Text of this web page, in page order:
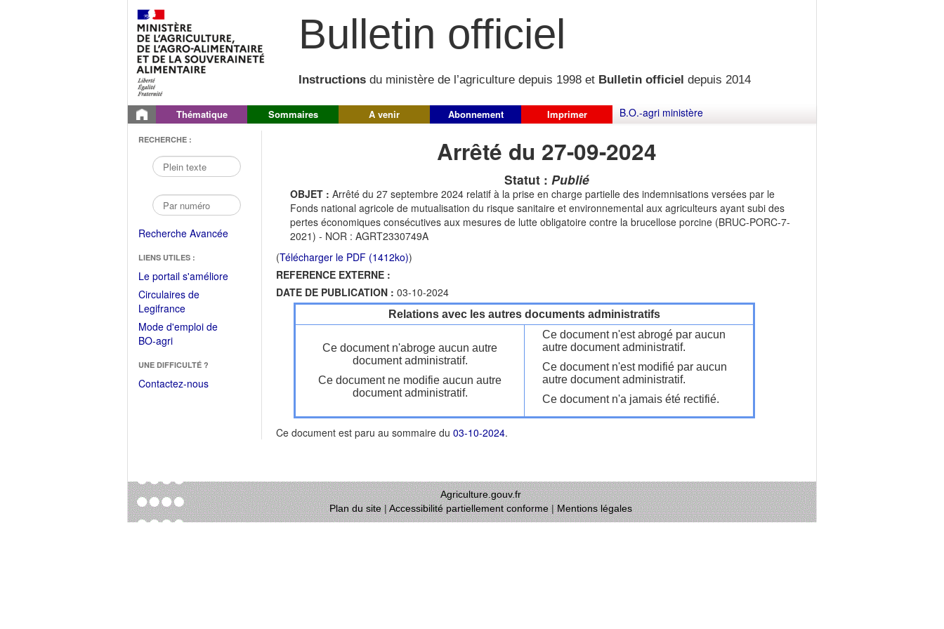
Bulletin officiel
Instructions du ministère de l’agriculture depuis 1998 et Bulletin officiel depuis 2014
Thématique Sommaires A venir Abonnement Imprimer B.O.-agri ministère
RECHERCHE :
Recherche Avancée
LIENS UTILES :
Le portail s'améliore(Fichier
Circulaires de
Legifrance(Ouvrir
dans
une
fenêtre)
Mode d'emploi de
BO-agri(Ouvrir
une
nouvelle
UNE DIFFICULTÉ ?
Contactez-nous
Arrêté du 27-09-2024
Statut : Publié
OBJET : Arrêté du 27 septembre 2024 relatif à la prise en charge partielle des indemnisations versées par le
Fonds national agricole de mutualisation du risque sanitaire et environnemental aux agriculteurs ayant subi des
pertes économiques consécutives aux mesures de lutte obligatoire contre la brucellose porcine (BRUC-PORC-7-
2021) - NOR : AGRT2330749A
(Télécharger le PDF (1412ko))
REFERENCE EXTERNE :
DATE DE PUBLICATION : 03-10-2024
Relations avec les autres documents administratifs
Ce document n'abroge aucun autre
document administratif.
Ce document ne modifie aucun autre
document administratif.
Ce document n'est abrogé par aucun
autre document administratif.
Ce document n'est modifié par aucun
autre document administratif.
Ce document n'a jamais été rectifié.
Ce document est paru au sommaire du 03-10-2024.
Agriculture.gouv.fr
Plan du site|Accessibilité partiellement conforme|Mentions légales